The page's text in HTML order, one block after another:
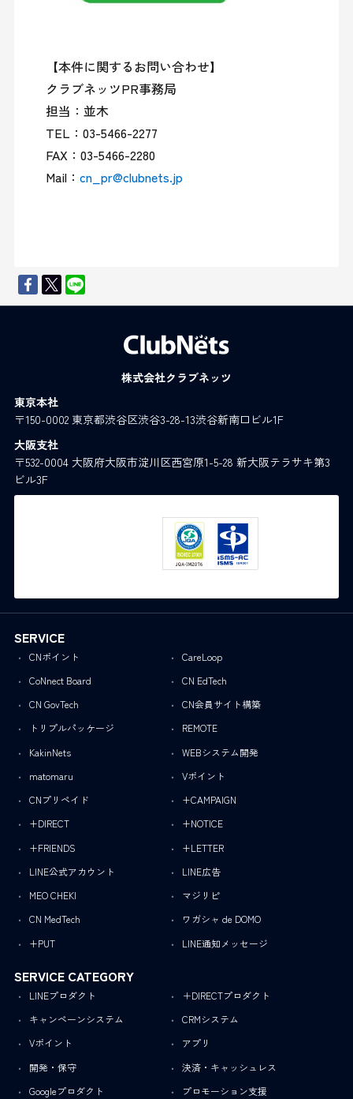
【本件に関するお問い合わせ】
クラブネッツPR事務局
担当：並木
TEL：03-5466-2277
FAX：03-5466-2280
Mail： cn_pr@clubnets.jp
株式会社クラブネッツ
東京本社
〒150-0002 東京都渋谷区渋谷3-28-13渋谷新南口ビル1F
大阪支社
〒532-0004 大阪府大阪市淀川区西宮原1-5-28 新大阪テラサキ第3
ビル3F
SERVICE
CNポイント
CareLoop
CoNnect Board
CN EdTech
CN GovTech
CN会員サイト構築
トリプルパッケージ
REMOTE
KakinNets
WEBシステム開発
matomaru
Vポイント
CNプリペイド
+CAMPAIGN
+DIRECT
+NOTICE
+FRIENDS
+LETTER
LINE公式アカウント
LINE広告
MEO CHEKI
マジリピ
CN MedTech
ワガシャ de DOMO
+PUT
LINE通知メッセージ
SERVICE CATEGORY
LINEプロダクト
＋DIRECTプロダクト
キャンペーンシステム
CRMシステム
Vポイント
アプリ
開発・保守
決済・キャッシュレス
Googleプロダクト
プロモーション支援